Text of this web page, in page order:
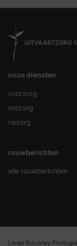
UITVAARTZORG
onze diensten
voorzorg
ontzorg
nazorg
rouwberichten
alle rouwberichten
Liesje Brockley